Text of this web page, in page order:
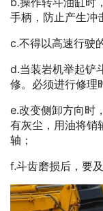
手柄，防止产生冲
c.不得以高速行驶
d.当装岩机举起铲
修。必须进行修理
e.改变侧卸方向时
有灰尘，用油将销
轴；
f.斗齿磨损后，要